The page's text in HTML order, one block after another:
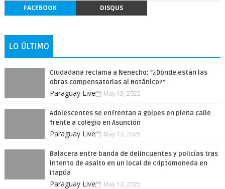
FACEBOOK DISQUS
LO ÚLTIMO
Ciudadana reclama a Nenecho: "¿Dónde están las
obras compensatorias al Botánico?”
Paraguay Live May 13, 2025
Adolescentes se enfrentan a golpes en plena calle
frente a colegio en Asunción
Paraguay Live May 13, 2025
Balacera entre banda de delincuentes y policías tras
intento de asalto en un local de criptomoneda en
Itapúa
Paraguay Live May 13, 2025